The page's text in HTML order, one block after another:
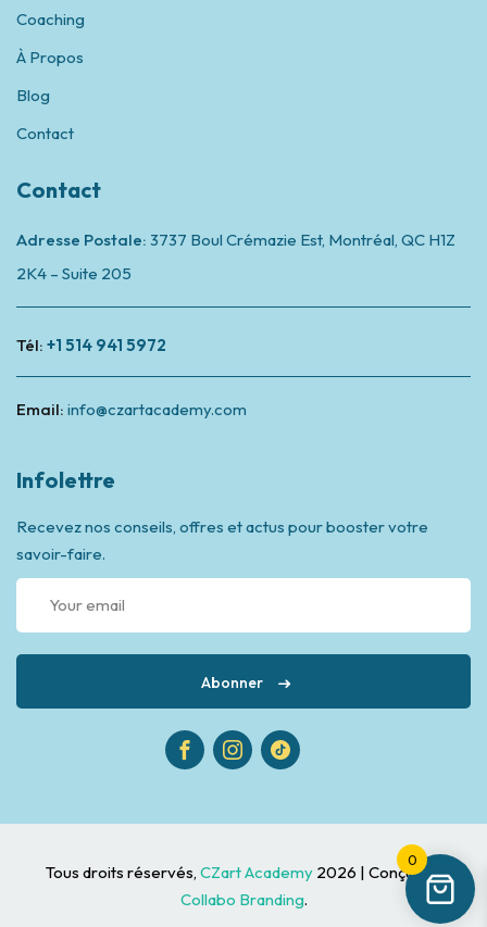
Coaching
À Propos
Blog
Contact
Contact
Adresse Postale: 3737 Boul Crémazie Est, Montréal, QC H1Z
2K4 – Suite 205
Tél: +1 514 941 5972
Email: info@czartacademy.com
Infolettre
Recevez nos conseils, offres et actus pour booster votre
savoir-faire.
Abonner
Tous droits réservés, CZart Academy 2026 | Conçu par
Collabo Branding.
0